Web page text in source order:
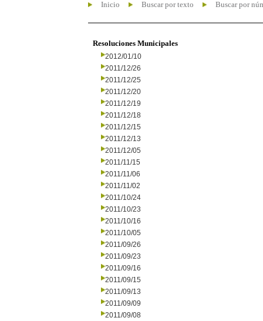
Inicio Buscar por texto Buscar por
Resoluciones Municipales
2012/01/10
2011/12/26
2011/12/25
2011/12/20
2011/12/19
2011/12/18
2011/12/15
2011/12/13
2011/12/05
2011/11/15
2011/11/06
2011/11/02
2011/10/24
2011/10/23
2011/10/16
2011/10/05
2011/09/26
2011/09/23
2011/09/16
2011/09/15
2011/09/13
2011/09/09
2011/09/08